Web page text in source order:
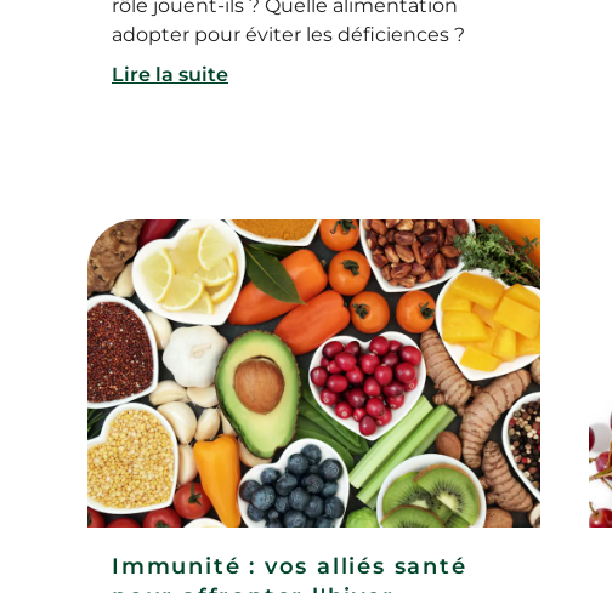
rôle jouent-ils ? Quelle alimentation
adopter pour éviter les déficiences ?
Lire la suite
Immunité : vos alliés santé